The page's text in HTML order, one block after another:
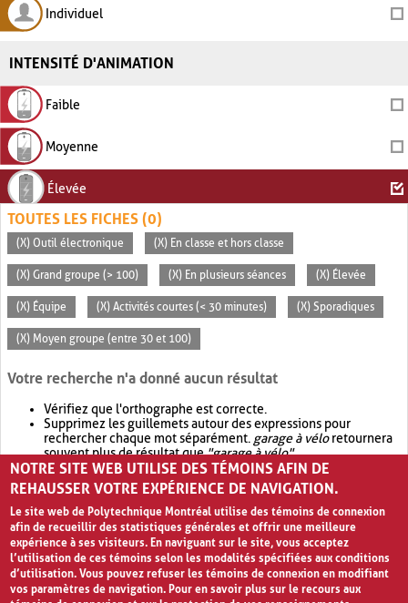
Individuel
INTENSITÉ D'ANIMATION
Faible
Moyenne
Élevée
TOUTES LES FICHES (0)
(X) Outil électronique (X) En classe et hors classe
(X) Grand groupe (> 100) (X) En plusieurs séances (X) Élevée
(X) Équipe (X) Activités courtes (< 30 minutes) (X) Sporadiques
(X) Moyen groupe (entre 30 et 100)
Votre recherche n'a donné aucun résultat
Vérifiez que l'orthographe est correcte.
Supprimez les guillemets autour des expressions pour
rechercher chaque mot séparément. garage à véloretournera
souvent plus de résultat que"garage à vélo".
Envisagez d'élargir votre recherche avec OR.garage OR vélo
retournera souvent plus de résultat quegarage à vélo
NOTRE SITE WEB UTILISE DES TÉMOINS AFIN DE
REHAUSSER VOTRE EXPÉRIENCE DE NAVIGATION.
Le site web de Polytechnique Montréal utilise des témoins de connexion
afin de recueillir des statistiques générales et offrir une meilleure
expérience à ses visiteurs. En naviguant sur le site, vous acceptez
l’utilisation de ces témoins selon les modalités spécifiées aux conditions
d’utilisation. Vous pouvez refuser les témoins de connexion en modifiant
vos paramètres de navigation. Pour en savoir plus sur le recours aux